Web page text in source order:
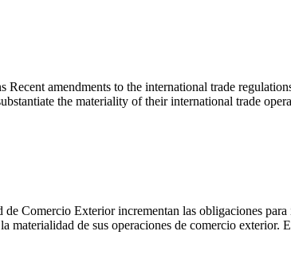
amendments to the international trade
the materiality of their international trade
Comercio Exterior incrementan las obligaciones para
de sus operaciones de comercio exterior.